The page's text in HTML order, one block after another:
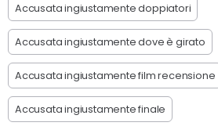
Accusata ingiustamente doppiatori
Accusata ingiustamente dove è girato
Accusata ingiustamente film recensione
Accusata ingiustamente finale